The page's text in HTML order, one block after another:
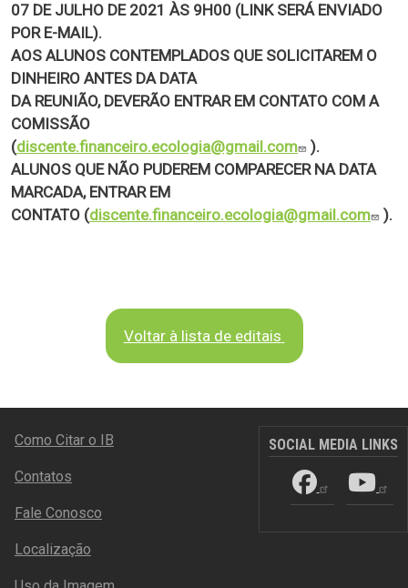
07 DE JULHO DE 2021 ÀS 9H00 (LINK SERÁ ENVIADO
POR E-MAIL).
AOS ALUNOS CONTEMPLADOS QUE SOLICITAREM O
DINHEIRO ANTES DA DATA
DA REUNIÃO, DEVERÃO ENTRAR EM CONTATO COM A
COMISSÃO
(discente.financeiro.ecologia@gmail.com
).
ALUNOS QUE NÃO PUDEREM COMPARECER NA DATA
MARCADA, ENTRAR EM
CONTATO (discente.financeiro.ecologia@gmail.com ).
Voltar à lista de editais
RODAPÉ
Como Citar o IB
Contatos
Fale Conosco
Localização
SOCIAL MEDIA LINKS